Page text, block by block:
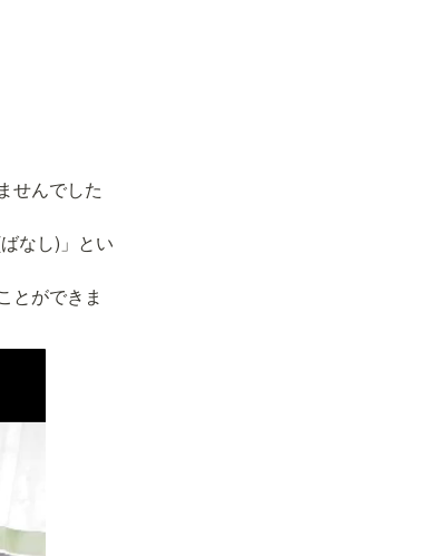
せんでした
なし)」とい
とができま